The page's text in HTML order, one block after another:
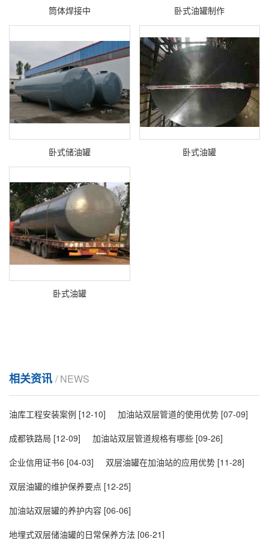
筒体焊接中 卧式油罐制作
卧式储油罐 卧式油罐
卧式油罐
相关资讯 / NEWS
油库工程安装案例 [12-10] 加油站双层管道的使用优势 [07-09]
成都铁路局 [12-09] 加油站双层管道规格有哪些 [09-26]
企业信用证书6 [04-03] 双层油罐在加油站的应用优势 [11-28]
双层油罐的维护保养要点 [12-25]
加油站双层罐的养护内容 [06-06]
地埋式双层储油罐的日常保养方法 [06-21]